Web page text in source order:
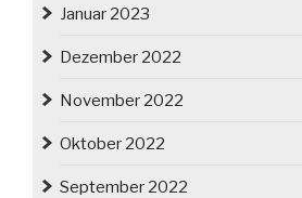
Januar 2023
Dezember 2022
November 2022
Oktober 2022
September 2022